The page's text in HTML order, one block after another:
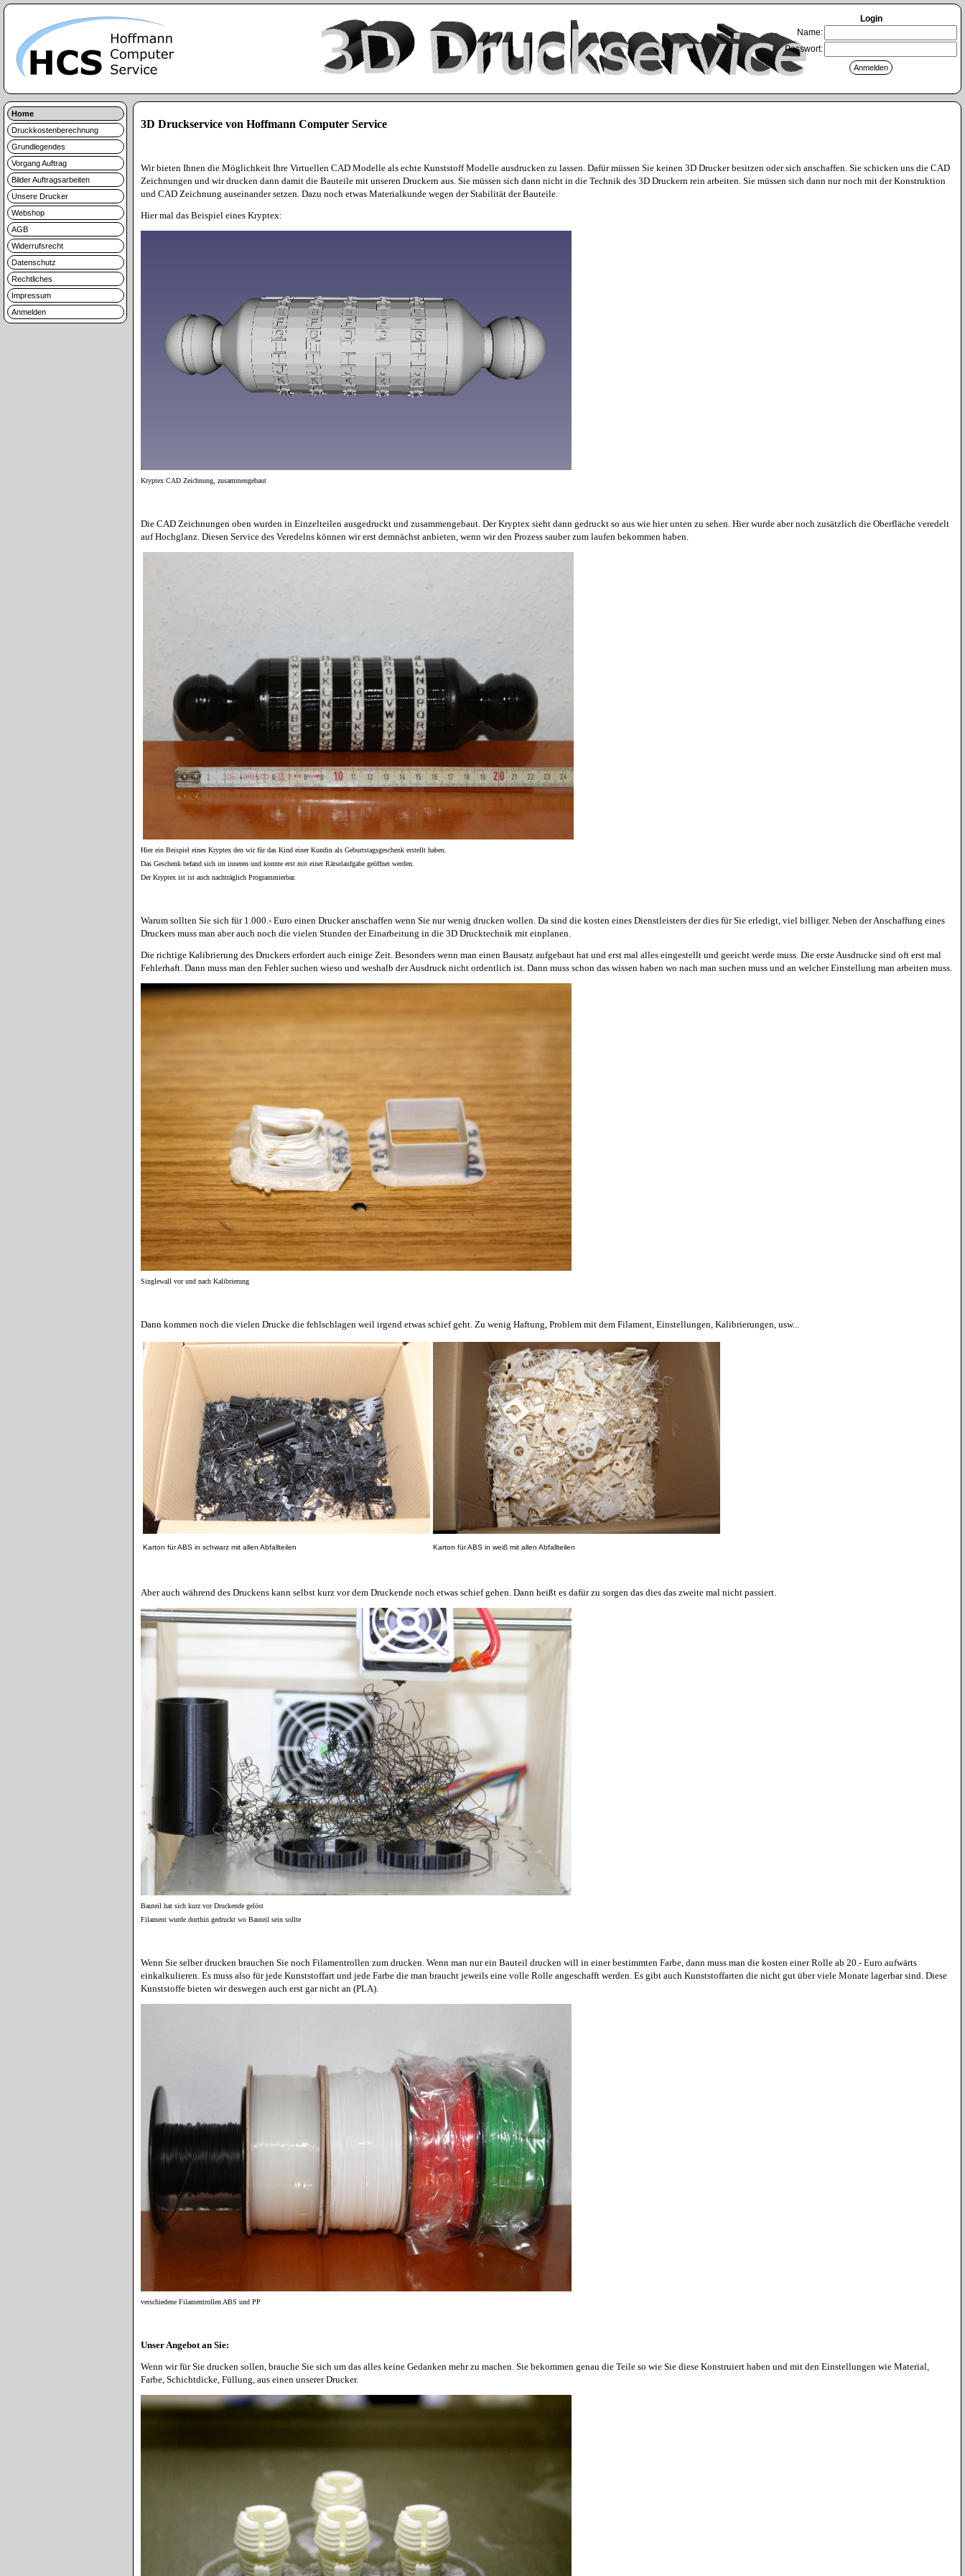
Login
Name:
Passwort:
Home
Druckkostenberechnung
Grundlegendes
Vorgang Auftrag
Bilder Auftragsarbeiten
Unsere Drucker
Webshop
AGB
Widerrufsrecht
Datenschutz
Rechtliches
Impressum
Anmelden
3D Druckservice von Hoffmann Computer Service
Wir bieten Ihnen die Möglichkeit Ihre Virtuellen CAD Modelle als echte Kunststoff Modelle ausdrucken zu lassen. Dafür müssen Sie keinen 3D Drucker besitzen oder sich anschaffen. Sie schicken uns die CAD
Zeichnungen und wir drucken dann damit die Bauteile mit unseren Druckern aus. Sie müssen sich dann nicht in die Technik des 3D Druckern rein arbeiten. Sie müssen sich dann nur noch mit der Konstruktion
und CAD Zeichnung auseinander setzen. Dazu noch etwas Materialkunde wegen der Stabilität der Bauteile.
Hier mal das Beispiel eines Kryptex:
Kryptex CAD Zeichnung, zusammengebaut
Die CAD Zeichnungen oben wurden in Einzelteilen ausgedruckt und zusammengebaut. Der Kryptex sieht dann gedruckt so aus wie hier unten zu sehen. Hier wurde aber noch zusätzlich die Oberfläche veredelt
auf Hochglanz. Diesen Service des Veredelns können wir erst demnächst anbieten, wenn wir den Prozess sauber zum laufen bekommen haben.
Hier ein Beispiel eines Kryptex den wir für das Kind einer Kundin als Geburtstagsgeschenk erstellt haben.
Das Geschenk befand sich im inneren und konnte erst mit einer Rätselaufgabe geöffnet werden.
Der Kryptex ist ist auch nachträglich Programmierbar.
Warum sollten Sie sich für 1.000.- Euro einen Drucker anschaffen wenn Sie nur wenig drucken wollen. Da sind die kosten eines Dienstleisters der dies für Sie erledigt, viel billiger. Neben der Anschaffung eines
Druckers muss man aber auch noch die vielen Stunden der Einarbeitung in die 3D Drucktechnik mit einplanen.
Die richtige Kalibrierung des Druckers erfordert auch einige Zeit. Besonders wenn man einen Bausatz aufgebaut hat und erst mal alles eingestellt und geeicht werde muss. Die erste Ausdrucke sind oft erst mal
Fehlerhaft. Dann muss man den Fehler suchen wieso und weshalb der Ausdruck nicht ordentlich ist. Dann muss schon das wissen haben wo nach man suchen muss und an welcher Einstellung man arbeiten muss.
Singlewall vor und nach Kalibrierung
Dann kommen noch die vielen Drucke die fehlschlagen weil irgend etwas schief geht. Zu wenig Haftung, Problem mit dem Filament, Einstellungen, Kalibrierungen, usw...
Karton für ABS in schwarz mit allen Abfallteilen Karton für ABS in weiß mit allen Abfallteilen
Aber auch während des Druckens kann selbst kurz vor dem Druckende noch etwas schief gehen. Dann heißt es dafür zu sorgen das dies das zweite mal nicht passiert.
Bauteil hat sich kurz vor Druckende gelöst
Filament wurde dorthin gedruckt wo Bauteil sein sollte
Wenn Sie selber drucken brauchen Sie noch Filamentrollen zum drucken. Wenn man nur ein Bauteil drucken will in einer bestimmten Farbe, dann muss man die kosten einer Rolle ab 20.- Euro aufwärts
einkalkulieren. Es muss also für jede Kunststoffart und jede Farbe die man braucht jeweils eine volle Rolle angeschafft werden. Es gibt auch Kunststoffarten die nicht gut über viele Monate lagerbar sind. Diese
Kunststoffe bieten wir deswegen auch erst gar nicht an (PLA).
verschiedene Filamentrollen ABS und PP
Unser Angebot an Sie:
Wenn wir für Sie drucken sollen, brauche Sie sich um das alles keine Gedanken mehr zu machen. Sie bekommen genau die Teile so wie Sie diese Konstruiert haben und mit den Einstellungen wie Material,
Farbe, Schichtdicke, Füllung, aus einen unserer Drucker.